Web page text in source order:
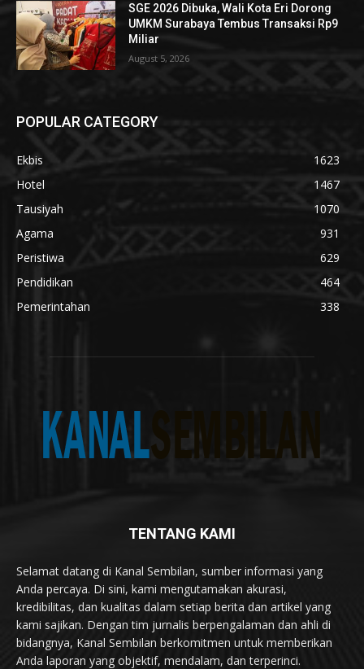
SGE 2026 Dibuka, Wali Kota Eri Dorong
UMKM Surabaya Tembus Transaksi Rp9
Miliar
August 5, 2026
POPULAR CATEGORY
Ekbis
1623
Hotel
1467
Tausiyah
1070
Agama
931
Peristiwa
629
Pendidikan
464
Pemerintahan
338
TENTANG KAMI
Selamat datang di Kanal Sembilan, sumber informasi yang
Anda percaya. Di sini, kami mengutamakan akurasi,
kredibilitas, dan kualitas dalam setiap berita dan artikel yang
kami sajikan. Dengan tim jurnalis berpengalaman dan ahli di
bidangnya, Kanal Sembilan berkomitmen untuk memberikan
Anda laporan yang objektif, mendalam, dan terperinci.